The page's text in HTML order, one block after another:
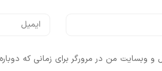
و وبسایت من در مرورگر برای زمانی که